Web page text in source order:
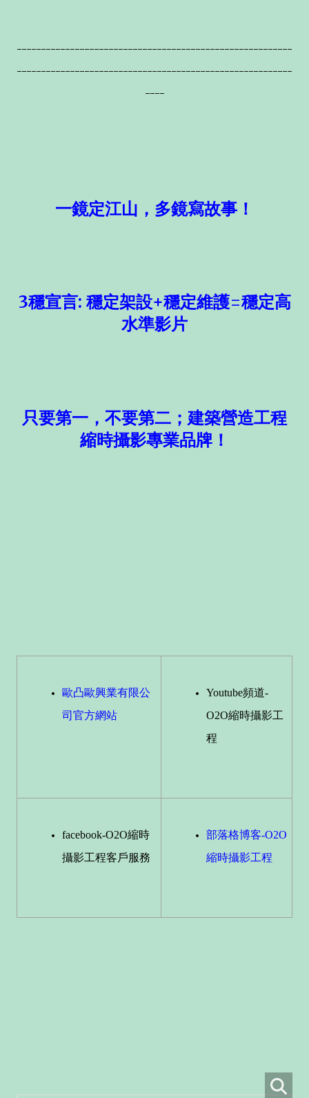
---------------------------------------------------------
---------------------------------------------------------
----
一鏡定江山，多鏡寫故事！
3穩宣言: 穩定架設+穩定維護=穩定高
水準影片
只要第一，不要第二；建築營造工程
縮時攝影專業品牌！
歐凸歐興業有限公
司官方網站
Youtube頻道-
O2O縮時攝影工
程
facebook-O2O縮時
攝影工程客戶服務
部落格博客-O2O
縮時攝影工程